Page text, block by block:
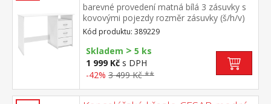
barevné provedení matná bílá 3 zásuvky s
kovovými pojezdy rozměr zásuvky (š/h/v)
37 × 31 × 10 cm nika o rozměru (š/h/v) 40 ×
36 × 13 cm montáž možná na pravou i
levou stranu maximální nosnost horní desky
30 kg
Kód produktu: 389229
Skladem > 5 ks
1 999 Kč s DPH
-42% 3 499 Kč **